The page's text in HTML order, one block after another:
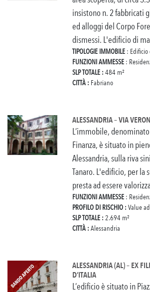
insistono n. 2 fabbricati
ed alloggi del Corpo
dismessi. L'edificio di
TIPOLOGIE IMMOBILE :
FUNZIONI AMMESSE :
SLP TOTALE : 484 m²
CITTÀ : Fabriano
ALESSANDRIA – VIA
L’immobile,
Finanza, è situato in
Alessandria, sulla riva
Tanaro. L'edificio, per la
presta ad essere
FUNZIONI AMMESSE :
PROFILO DI RISCHIO : Value
SLP TOTALE : 2.694 m²
CITTÀ : Alessandria
ALESSANDRIA (AL) – EX
D’ITALIA
L’edificio è situato in